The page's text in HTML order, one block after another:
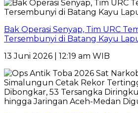
Bak Operasi Senyap, Tim URC
Tersembunyi di Batang Kayu
13 Juni 2026 | 12:19 am WIB